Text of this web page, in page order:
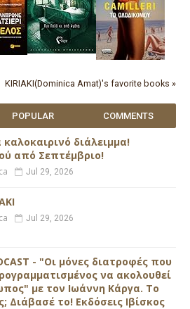
KIRIAKI(Dominica Amat)'s favorite books »
POPULAR COMMENTS
διάλειμμα!
από Σεπτέμβριο!
Jul 29, 2026
Jul 29, 2026
- "Οι μόνες διατροφές που
να ακολουθεί
με τον Ιωάννη Κάργα. Το
Διάβασέ το! Εκδόσεις Ιβίσκος